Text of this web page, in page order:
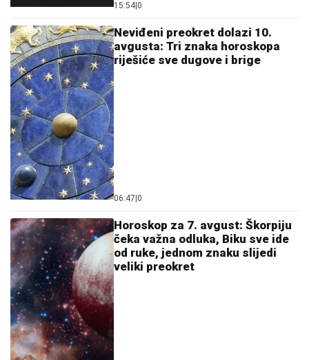
15:54 0
Neviđeni preokret dolazi 10.
avgusta: Tri znaka horoskopa
riješiće sve dugove i brige
06:47 0
Horoskop za 7. avgust: Škorpiju
čeka važna odluka, Biku sve ide
od ruke, jednom znaku slijedi
veliki preokret